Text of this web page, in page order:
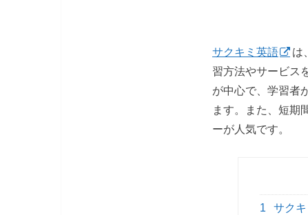
サクキミ英語
は
習方法やサービス
が中心で、学習者
ます。また、短期
ーが人気です。
1 サク